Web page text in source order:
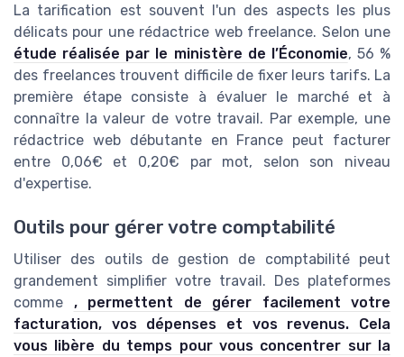
La tarification est souvent l'un des aspects les plus
délicats pour une rédactrice web freelance. Selon une
étude réalisée par le ministère de l’Économie, 56 %
des freelances trouvent difficile de fixer leurs tarifs. La
première étape consiste à évaluer le marché et à
connaître la valeur de votre travail. Par exemple, une
rédactrice web débutante en France peut facturer
entre 0,06€ et 0,20€ par mot, selon son niveau
d'expertise.
Outils pour gérer votre comptabilité
Utiliser des outils de gestion de comptabilité peut
grandement simplifier votre travail. Des plateformes
comme , permettent de gérer facilement votre
facturation, vos dépenses et vos revenus. Cela
vous libère du temps pour vous concentrer sur la